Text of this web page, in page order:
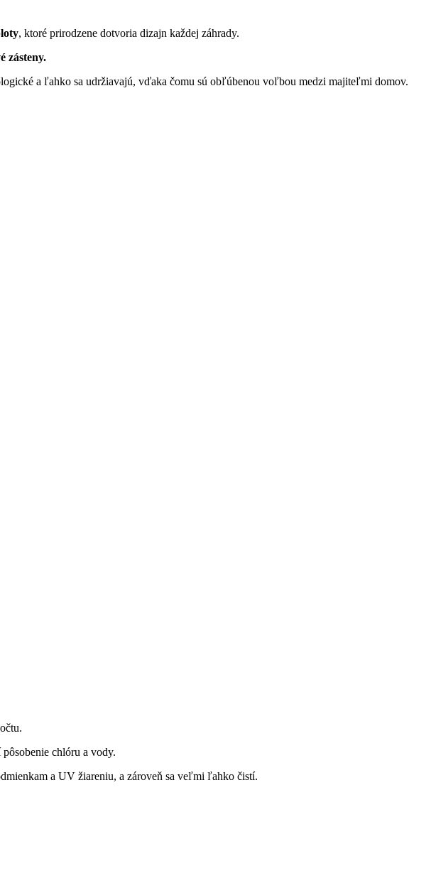
, ktoré prirodzene dotvoria dizajn každej záhrady.
zásteny.
a ľahko sa udržiavajú, vďaka čomu sú obľúbenou voľbou medzi majiteľmi domov.
chlóru a vody.
a UV žiareniu, a zároveň sa veľmi ľahko čistí.